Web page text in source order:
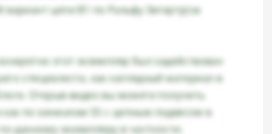
вариант цепи В1 по Ральфу Зигерту(см
этот экземпляр был задействован
специалиста, как наглядный материал в
Открыв видео вы можете получить
по кинжалам SS с цепным подвесом в
данному экземпляру в частности.